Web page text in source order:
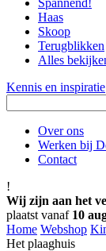
Haas
Skoop
Terugblikken
Alles
Kennis en inspiratie
Over ons
Werken bij
Contact
!
Wij zijn aan het
plaatst vanaf 10
Home Webshop
Het plaaghuis